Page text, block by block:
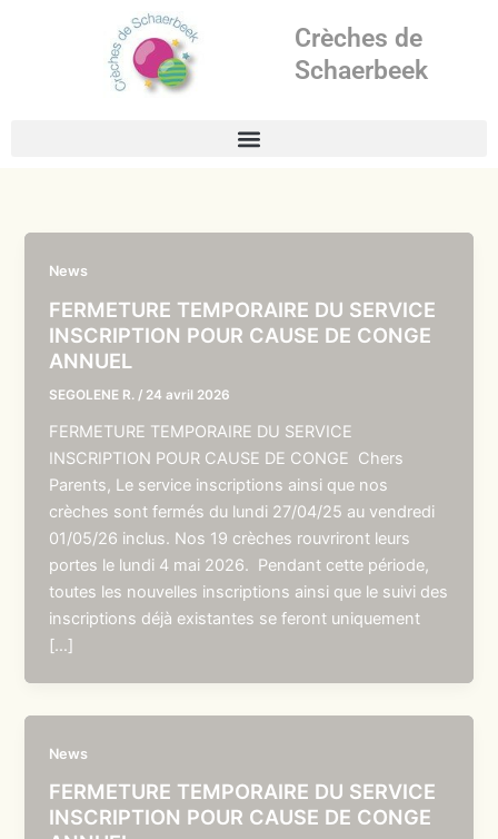
Crèches de
Schaerbeek
News
FERMETURE TEMPORAIRE DU SERVICE
INSCRIPTION POUR CAUSE DE CONGE
ANNUEL
SEGOLENE R. / 24 avril 2026
FERMETURE TEMPORAIRE DU SERVICE
INSCRIPTION POUR CAUSE DE CONGE Chers
Parents, Le service inscriptions ainsi que nos
crèches sont fermés du lundi 27/04/25 au vendredi
01/05/26 inclus. Nos 19 crèches rouvriront leurs
portes le lundi 4 mai 2026. Pendant cette période,
toutes les nouvelles inscriptions ainsi que le suivi des
inscriptions déjà existantes se feront uniquement
[…]
News
FERMETURE TEMPORAIRE DU SERVICE
INSCRIPTION POUR CAUSE DE CONGE